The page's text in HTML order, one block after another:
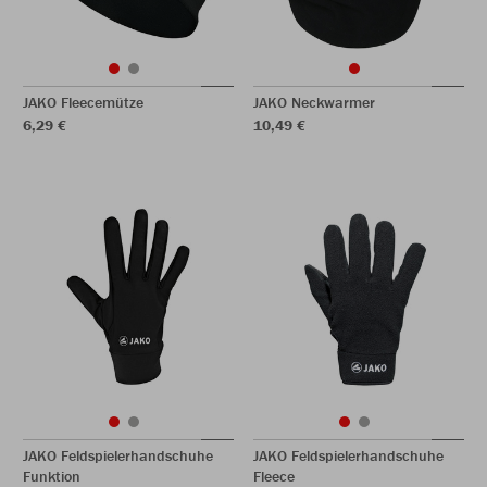
JAKO Fleecemütze
6,29 €
JAKO Neckwarmer
10,49 €
JAKO Feldspielerhandschuhe
Funktion
JAKO Feldspielerhandschuhe
Fleece